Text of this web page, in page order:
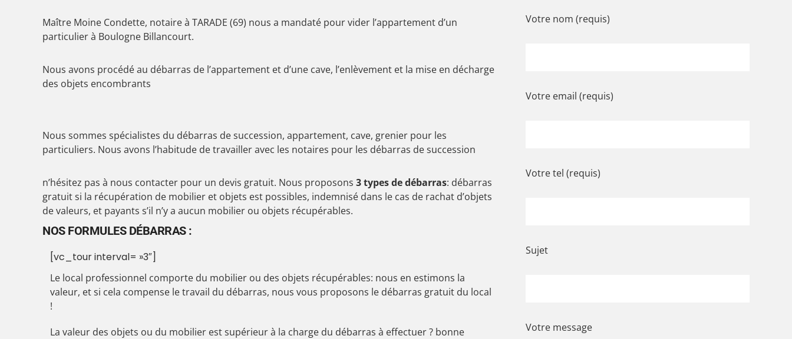
Maître Moine Condette, notaire à TARADE (69) nous a mandaté pour vider l’appartement d’un
particulier à Boulogne Billancourt.
Nous avons procédé au débarras de l’appartement et d’une cave, l’enlèvement et la mise en décharge
des objets encombrants
Nous sommes spécialistes du débarras de succession, appartement, cave, grenier pour les
particuliers. Nous avons l’habitude de travailler avec les notaires pour les débarras de succession
n’hésitez pas à nous contacter pour un devis gratuit. Nous proposons 3 types de débarras: débarras
gratuit si la récupération de mobilier et objets est possibles, indemnisé dans le cas de rachat d’objets
de valeurs, et payants s’il n’y a aucun mobilier ou objets récupérables.
NOS FORMULES DÉBARRAS :
[vc_tour interval= »3″]
Le local professionnel comporte du mobilier ou des objets récupérables: nous en estimons la
valeur, et si cela compense le travail du débarras, nous vous proposons le débarras gratuit du local
!
La valeur des objets ou du mobilier est supérieur à la charge du débarras à effectuer ? bonne
Votre nom (requis)
Votre email (requis)
Votre tel (requis)
Sujet
Votre message